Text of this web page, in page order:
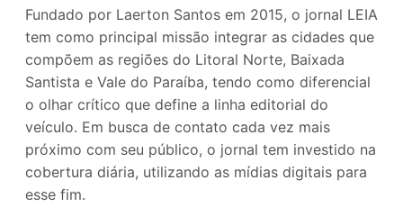
Fundado por Laerton Santos em 2015, o jornal LEIA
tem como principal missão integrar as cidades que
compõem as regiões do Litoral Norte, Baixada
Santista e Vale do Paraíba, tendo como diferencial
o olhar crítico que define a linha editorial do
veículo. Em busca de contato cada vez mais
próximo com seu público, o jornal tem investido na
cobertura diária, utilizando as mídias digitais para
esse fim.